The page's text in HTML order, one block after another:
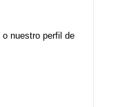
o nuestro perfil de